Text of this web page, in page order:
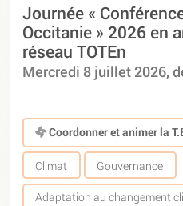
Journée «
Occitanie » 2026 en
réseau TOTEn
Mercredi 8 juillet 2026,
Coordonner et animer la
Climat Gouvernance
Adaptation au changement